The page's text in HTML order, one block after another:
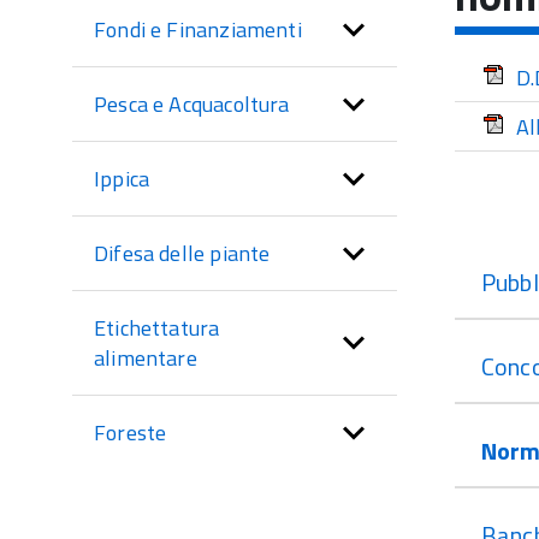
sezione
Fondi e Finanziamenti
Pesca e Acquacoltura
Ippica
Difesa delle piante
Etichettatura
alimentare
Foreste